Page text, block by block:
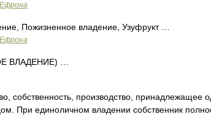
Ефрона
Пожизненное владение, Узуфрукт …
Ефрона
ВЛАДЕНИЕ) …
собственность, производство, принадлежащее
При единоличном владении собственник